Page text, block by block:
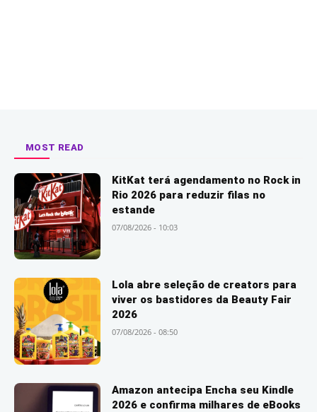
MOST READ
KitKat terá agendamento no Rock in
Rio 2026 para reduzir filas no
estande
07/08/2026 - 10:03
Lola abre seleção de creators para
viver os bastidores da Beauty Fair
2026
07/08/2026 - 08:50
Amazon antecipa Encha seu Kindle
2026 e confirma milhares de eBooks